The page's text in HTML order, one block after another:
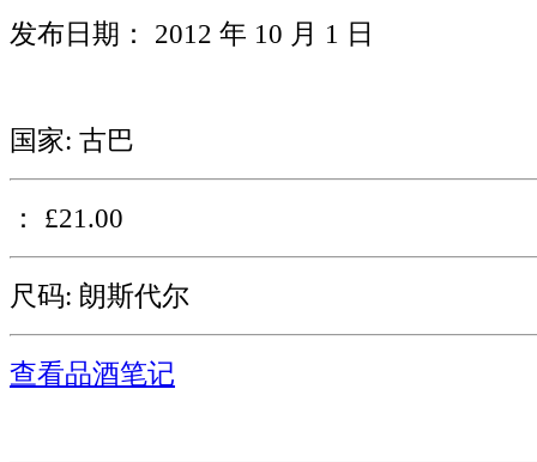
发布日期： 2012 年 10 月 1 日
国家: 古巴
： £21.00
尺码: 朗斯代尔
查看品酒笔记